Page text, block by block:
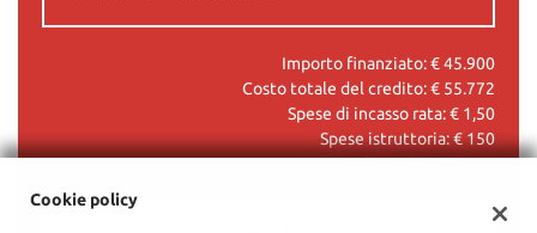
Importo finanziato: €45.900
Costo totale del credito: € 55.772
Spese di incasso rata: € 1,50
Spese istruttoria: €150
Spese assicurative: €2.993
Cookie policy